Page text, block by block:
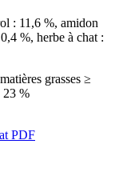
: 11,6 %, amidon
%, herbe à chat :
grasses ≥
23 %
PDF